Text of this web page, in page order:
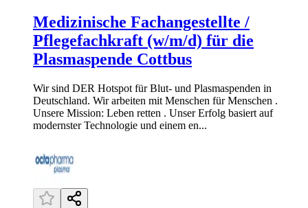
Medizinische Fachangestellte /
Pflegefachkraft (w/m/d) für die
Plasmaspende Cottbus
Wir sind DER Hotspot für Blut- und Plasmaspenden in
Deutschland. Wir arbeiten mit Menschen für Menschen .
Unsere Mission: Leben retten . Unser Erfolg basiert auf
modernster Technologie und einem en...